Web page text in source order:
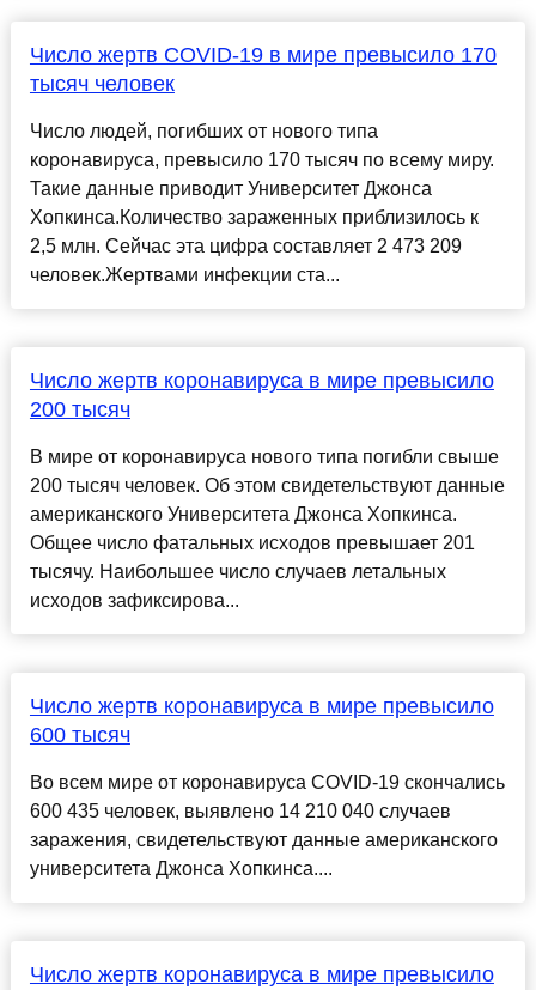
Число жертв COVID-19 в мире превысило 170
тысяч человек
Число людей, погибших от нового типа
коронавируса, превысило 170 тысяч по всему миру.
Такие данные приводит Университет Джонса
Хопкинса.Количество зараженных приблизилось к
2,5 млн. Сейчас эта цифра составляет 2 473 209
человек.Жертвами инфекции ста...
Число жертв коронавируса в мире превысило
200 тысяч
В мире от коронавируса нового типа погибли свыше
200 тысяч человек. Об этом свидетельствуют данные
американского Университета Джонса Хопкинса.
Общее число фатальных исходов превышает 201
тысячу. Наибольшее число случаев летальных
исходов зафиксирова...
Число жертв коронавируса в мире превысило
600 тысяч
Во всем мире от коронавируса COVID-19 скончались
600 435 человек, выявлено 14 210 040 случаев
заражения, свидетельствуют данные американского
университета Джонса Хопкинса....
Число жертв коронавируса в мире превысило